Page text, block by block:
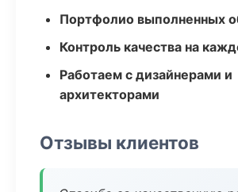
Портфолио выполненных
Контроль качества на
Работаем с дизайнерами и
архитекторами
Отзывы клиентов